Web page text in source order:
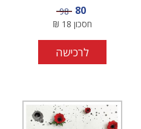
מחיר מבצע
80 מחיר
98
חסכון 18
₪
לרכישה